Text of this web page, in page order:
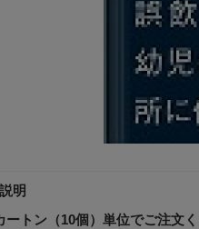
明
トン（10個）単位でご注文